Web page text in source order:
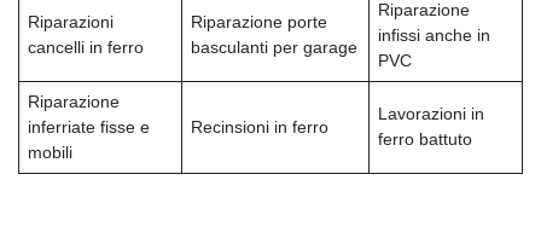
Riparazioni
cancelli in ferro
Riparazione porte
basculanti per garage
Riparazione
infissi anche in
PVC
Riparazione
inferriate fisse e
mobili
Recinsioni in ferro
Lavorazioni in
ferro battuto